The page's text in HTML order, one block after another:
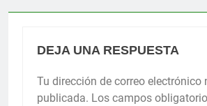
DEJA UNA RESPUESTA
Tu dirección de correo electrónico
publicada. Los campos